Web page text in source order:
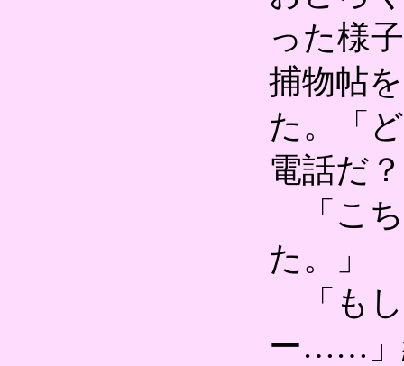
った様
捕物帖
た。「
電話だ
「こち
た。」
「もし
ー……」